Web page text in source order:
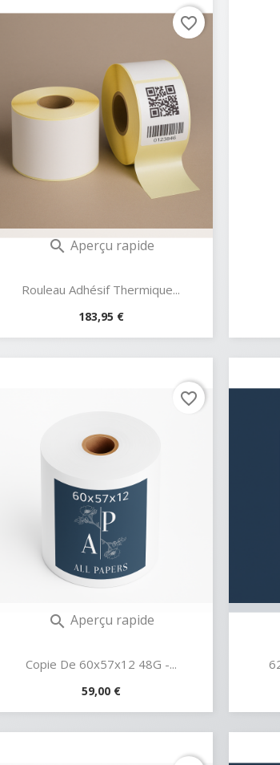
 Aperçu rapide
Rouleau Adhésif Thermique...
Prix
183,95 €
favorite_border
 Aperçu rapide
Copie De 60x57x12 48G -...
Prix
59,00 €
favorite_border